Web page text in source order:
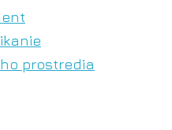
prostredia